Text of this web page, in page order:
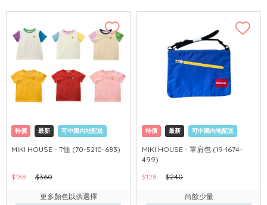
特價 最新 可中國內地配送
MIKI HOUSE - T恤 (70-5210-683)
$188 $360
更多顏色以供選擇
特價 最新 可中國內地配送
MIKI HOUSE - 單肩包 (19-1674-
499)
$128
$240
尚餘少量